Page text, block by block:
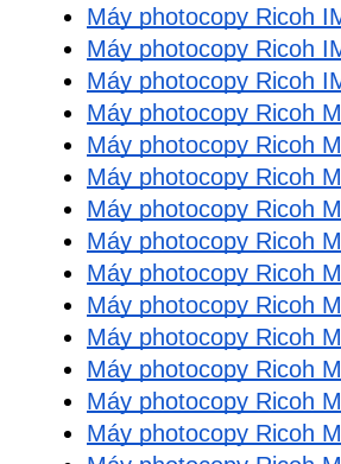
Máy photocopy Ricoh
Máy photocopy Ricoh
Máy photocopy Ricoh
Máy photocopy Ricoh
Máy photocopy Ricoh
Máy photocopy Ricoh
Máy photocopy Ricoh
Máy photocopy Ricoh
Máy photocopy Ricoh
Máy photocopy Ricoh
Máy photocopy Ricoh
Máy photocopy Ricoh
Máy photocopy Ricoh
Máy photocopy Ricoh